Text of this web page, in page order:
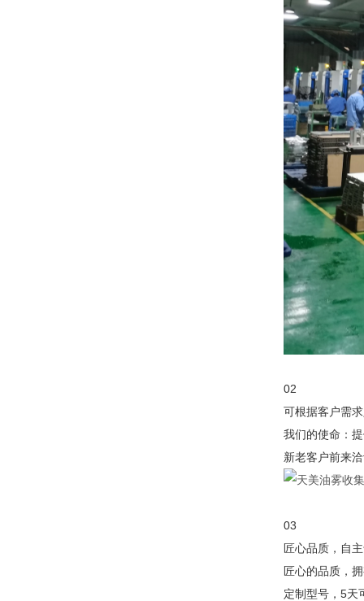
02
可根据客户需
我们的使命：
新老客户前来
03
匠心品质，自
匠心的品质，
定制型号，5天